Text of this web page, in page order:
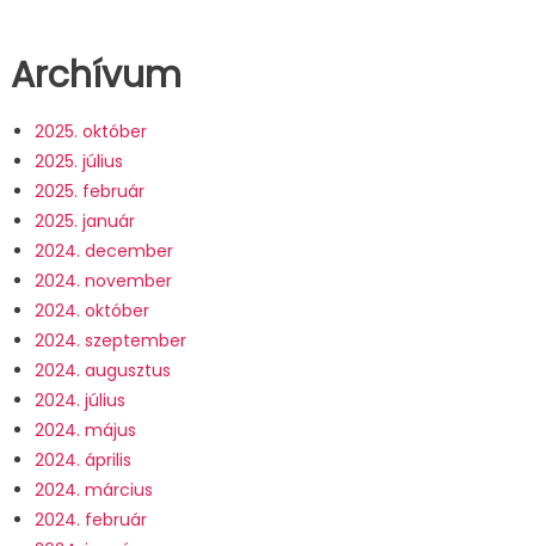
Archívum
2025. október
2025. július
2025. február
2025. január
2024. december
2024. november
2024. október
2024. szeptember
2024. augusztus
2024. július
2024. május
2024. április
2024. március
2024. február